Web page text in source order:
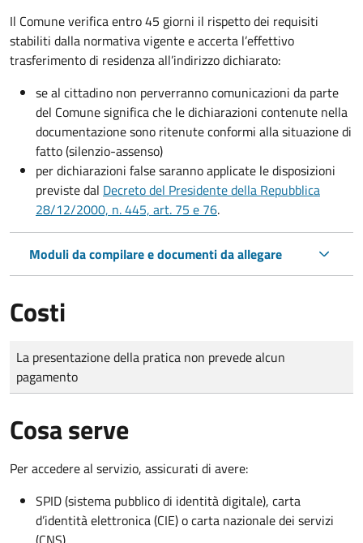
Il Comune verifica entro45 giorni il rispetto dei requisiti
stabiliti dalla normativa vigente e accerta l’effettivo
trasferimento di residenza all’indirizzo dichiarato:
se al cittadino non perverranno comunicazioni da parte
del Comune significa che le dichiarazioni contenute nella
documentazione sono ritenute conformi alla situazione di
fatto (silenzio-assenso)
per dichiarazioni false saranno applicate le disposizioni
previste dal Decreto del Presidente della Repubblica
28/12/2000, n. 445, art. 75 e 76.
Moduli da compilare e documenti da allegare
Costi
Tipo di pagamento
Importo
La presentazione della pratica non prevede alcun
pagamento
Cosa serve
Per accedere al servizio, assicurati di avere:
SPID (sistema pubblico di identità digitale), carta
d’identità elettronica (CIE) o carta nazionale dei servizi